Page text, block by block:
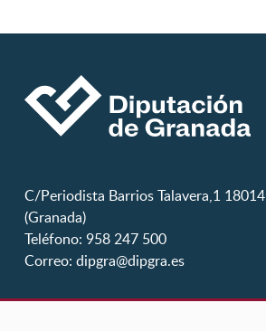
C/Periodista Barrios Talavera,1 18014
(Granada)
Teléfono: 958 247 500
Correo: dipgra@dipgra.es